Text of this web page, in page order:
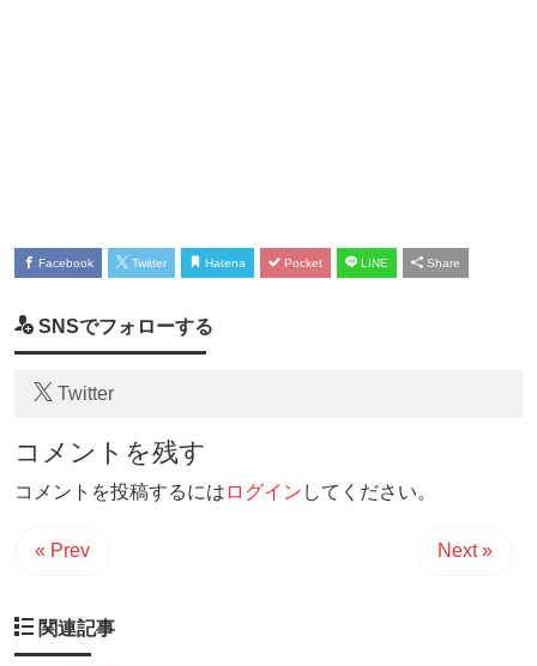
Facebook Twitter Hatena Pocket LINE Share
SNSでフォローする
Twitter
コメントを残す
コメントを投稿するには ログイン してください。
« Prev Next »
関連記事